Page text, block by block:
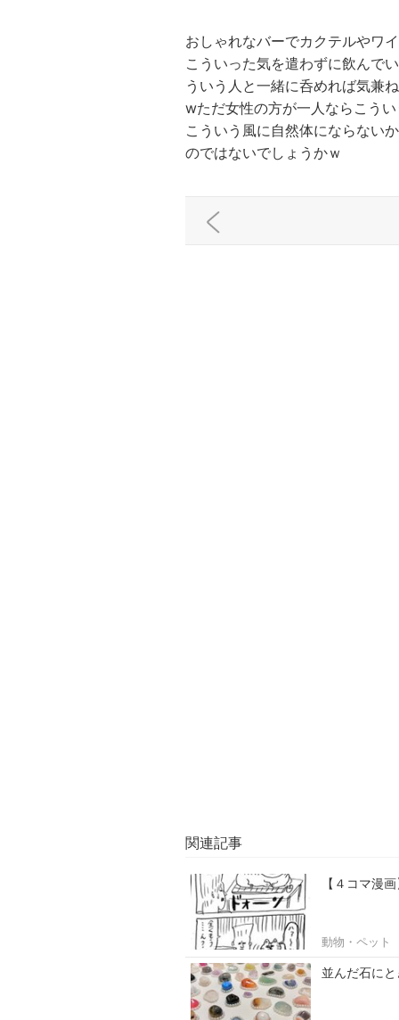
おしゃれなバーでカクテルやワ
こういった気を遣わずに飲んで
ういう人と一緒に呑めれば気兼
wただ女性の方が一人ならこう
こういう風に自然体にならない
のではないでしょうかｗ
関連記事
【４コマ漫
動物・ペット
並んだ石に